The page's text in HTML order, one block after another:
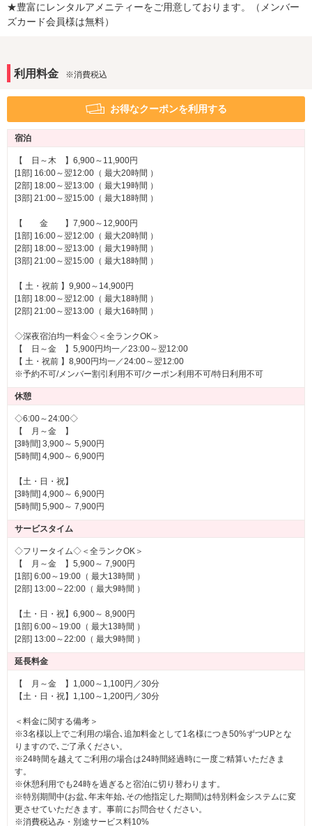
★豊富にレンタルアメニティーをご用意しております。（メンバー
ズカード会員様は無料）
利用料金 ※消費税込
お得なクーポンを利用する
宿泊
【 日～木 】6,900～11,900円
[1部] 16:00～翌12:00（ 最大20時間 ）
[2部] 18:00～翌13:00（ 最大19時間 ）
[3部] 21:00～翌15:00（ 最大18時間 ）
【 金 】7,900～12,900円
[1部] 16:00～翌12:00（ 最大20時間 ）
[2部] 18:00～翌13:00（ 最大19時間 ）
[3部] 21:00～翌15:00（ 最大18時間 ）
【 土・祝前 】9,900～14,900円
[1部] 18:00～翌12:00（ 最大18時間 ）
[2部] 21:00～翌13:00（ 最大16時間 ）
◇深夜宿泊均一料金◇＜全ランクOK＞
【 日～金 】5,900円均一／23:00～翌12:00
【 土・祝前 】8,900円均一／24:00～翌12:00
※予約不可/メンバー割引利用不可/クーポン利用不可/特日利用不可
休憩
◇6:00～24:00◇
【 月～金 】
[3時間] 3,900～ 5,900円
[5時間] 4,900～ 6,900円
【土・日・祝】
[3時間] 4,900～ 6,900円
[5時間] 5,900～ 7,900円
サービスタイム
◇フリータイム◇＜全ランクOK＞
【 月～金 】5,900～ 7,900円
[1部] 6:00～19:00（ 最大13時間 ）
[2部] 13:00～22:00（ 最大9時間 ）
【土・日・祝】6,900～ 8,900円
[1部] 6:00～19:00（ 最大13時間 ）
[2部] 13:00～22:00（ 最大9時間 ）
延長料金
【 月～金 】1,000～1,100円／30分
【土・日・祝】1,100～1,200円／30分
＜料金に関する備考＞
※3名様以上でご利用の場合､追加料金として1名様につき50%ずつUPとな
りますので､ご了承ください。
※24時間を越えてご利用の場合は24時間経過時に一度ご精算いただきま
す。
※休憩利用でも24時を過ぎると宿泊に切り替わります。
※特別期間中(お盆､年末年始､その他指定した期間)は特別料金システムに変
更させていただきます。事前にお問合せください。
※消費税込み・別途サービス料10%